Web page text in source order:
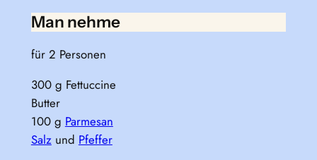
Man nehme
für 2 Personen
300 g Fettuccine
Butter
100 g Parmesan
Salzund Pfeffer